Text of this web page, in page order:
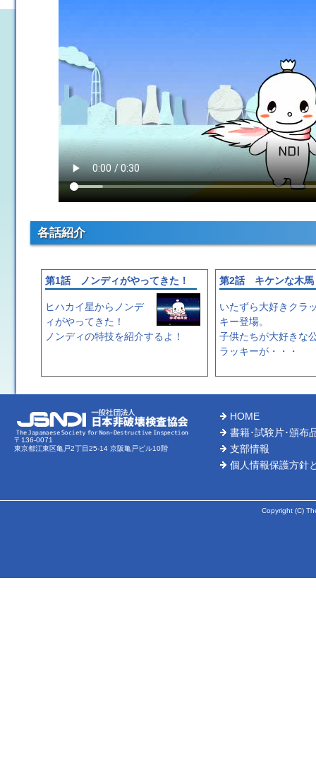
各話紹介
第1話 ノンディがやってきた！
ヒハカイ星からノンデ
ィがやってきた！
ノンディの特技を紹介するよ！
第2話 キケンな木馬
いたずら大好きクラ
キー登場。
子供たちが大好きな
ラッキーが・・・
〒136-0071
東京都江東区亀戸2丁目25-14 京阪亀戸ビル10階
HOME
書籍･試験片･頒布
支部情報
個人情報保護方針
Copyright (C)